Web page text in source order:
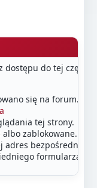
dostępu do tej części
się na forum.
tej strony.
zablokowane.
bezpośrednio w
formularza